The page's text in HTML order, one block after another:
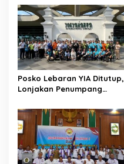
Nyata Lewat Kolaborasi
Empat Pilar
Posko Lebaran YIA Ditutup,
Lonjakan Penumpang
Tingginya Mobilitas Udara
2026